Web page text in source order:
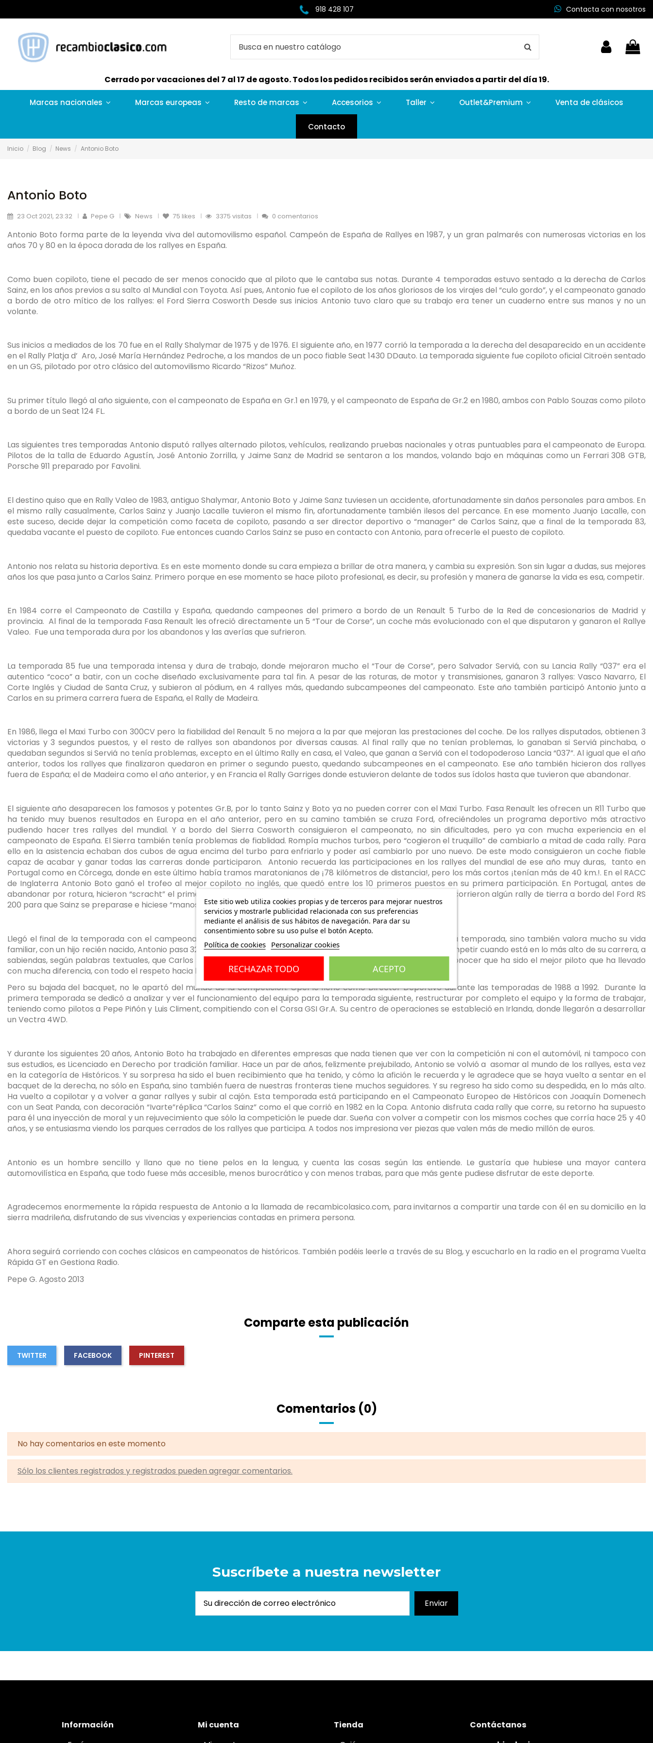
918 428 107 Contacta con nosotros
Cerrado por vacaciones del 7 al 17 de agosto. Todos los pedidos recibidos serán enviados a partir del día 19.
Marcas nacionales Marcas europeas Resto de marcas Accesorios Taller Outlet&Premium Venta de clásicos
Contacto
Inicio Blog News Antonio Boto
Antonio Boto
23 Oct 2021, 23:32 Pepe G News 75 likes 3375 visitas 0 comentarios
Antonio Boto forma parte de la leyenda viva del automovilismo español. Campeón de España de Rallyes en 1987, y un gran palmarés con numerosas victorias en los
años 70 y 80 en la época dorada de los rallyes en España.
Como buen copiloto, tiene el pecado de ser menos conocido que al piloto que le cantaba sus notas. Durante 4 temporadas estuvo sentado a la derecha de Carlos
Sainz, en los años previos a su salto al Mundial con Toyota. Así pues, Antonio fue el copiloto de los años gloriosos de los virajes del “culo gordo”, y el campeonato ganado
a bordo de otro mítico de los rallyes: el Ford Sierra Cosworth Desde sus inicios Antonio tuvo claro que su trabajo era tener un cuaderno entre sus manos y no un
volante.
Sus inicios a mediados de los 70 fue en el Rally Shalymar de 1975 y de 1976. El siguiente año, en 1977 corrió la temporada a la derecha del desaparecido en un accidente
en el Rally Platja d’ Aro, José María Hernández Pedroche, a los mandos de un poco fiable Seat 1430 DDauto. La temporada siguiente fue copiloto oficial Citroën sentado
en un GS, pilotado por otro clásico del automovilismo Ricardo “Rizos” Muñoz.
Su primer título llegó al año siguiente, con el campeonato de España en Gr.1 en 1979, y el campeonato de España de Gr.2 en 1980, ambos con Pablo Souzas como piloto
a bordo de un Seat 124 FL.
Las siguientes tres temporadas Antonio disputó rallyes alternado pilotos, vehículos, realizando pruebas nacionales y otras puntuables para el campeonato de Europa.
Pilotos de la talla de Eduardo Agustín, José Antonio Zorrilla, y Jaime Sanz de Madrid se sentaron a los mandos, volando bajo en máquinas como un Ferrari 308 GTB,
Porsche 911 preparado por Favolini.
El destino quiso que en Rally Valeo de 1983, antiguo Shalymar, Antonio Boto y Jaime Sanz tuviesen un accidente, afortunadamente sin daños personales para ambos. En
el mismo rally casualmente, Carlos Sainz y Juanjo Lacalle tuvieron el mismo fin, afortunadamente también ilesos del percance. En ese momento Juanjo Lacalle, con
este suceso, decide dejar la competición como faceta de copiloto, pasando a ser director deportivo o “manager” de Carlos Sainz, que a final de la temporada 83,
quedaba vacante el puesto de copiloto. Fue entonces cuando Carlos Sainz se puso en contacto con Antonio, para ofrecerle el puesto de copiloto.
Antonio nos relata su historia deportiva. Es en este momento donde su cara empieza a brillar de otra manera, y cambia su expresión. Son sin lugar a dudas, sus mejores
años los que pasa junto a Carlos Sainz. Primero porque en ese momento se hace piloto profesional, es decir, su profesión y manera de ganarse la vida es esa, competir.
En 1984 corre el Campeonato de Castilla y España, quedando campeones del primero a bordo de un Renault 5 Turbo de la Red de concesionarios de Madrid y
provincia. Al final de la temporada Fasa Renault les ofreció directamente un 5 “Tour de Corse”, un coche más evolucionado con el que disputaron y ganaron el Rallye
Valeo. Fue una temporada dura por los abandonos y las averías que sufrieron.
La temporada 85 fue una temporada intensa y dura de trabajo, donde mejoraron mucho el “Tour de Corse”, pero Salvador Serviá, con su Lancia Rally “037” era el
autentico “coco” a batir, con un coche diseñado exclusivamente para tal fin. A pesar de las roturas, de motor y transmisiones, ganaron 3 rallyes: Vasco Navarro, El
Corte Inglés y Ciudad de Santa Cruz, y subieron al pódium, en 4 rallyes más, quedando subcampeones del campeonato. Este año también participó Antonio junto a
Carlos en su primera carrera fuera de España, el Rally de Madeira.
En 1986, llega el Maxi Turbo con 300CV pero la fiabilidad del Renault 5 no mejora a la par que mejoran las prestaciones del coche. De los rallyes disputados, obtienen 3
victorias y 3 segundos puestos, y el resto de rallyes son abandonos por diversas causas. Al final rally que no tenían problemas, lo ganaban si Serviá pinchaba, o
quedaban segundos si Serviá no tenía problemas, excepto en el último Rally en casa, el Valeo, que ganan a Serviá con el todopoderoso Lancia “037”. Al igual que el año
anterior, todos los rallyes que finalizaron quedaron en primer o segundo puesto, quedando subcampeones en el campeonato. Ese año también hicieron dos rallyes
fuera de España; el de Madeira como el año anterior, y en Francia el Rally Garriges donde estuvieron delante de todos sus ídolos hasta que tuvieron que abandonar.
El siguiente año desaparecen los famosos y potentes Gr.B, por lo tanto Sainz y Boto ya no pueden correr con el Maxi Turbo. Fasa Renault les ofrecen un R11 Turbo que
ha tenido muy buenos resultados en Europa en el año anterior, pero en su camino también se cruza Ford, ofreciéndoles un programa deportivo más atractivo
pudiendo hacer tres rallyes del mundial. Y a bordo del Sierra Cosworth consiguieron el campeonato, no sin dificultades, pero ya con mucha experiencia en el
campeonato de España. El Sierra también tenía problemas de fiablidad. Rompía muchos turbos, pero “cogieron el truquillo” de cambiarlo a mitad de cada rally. Para
ello en la asistencia echaban dos cubos de agua encima del turbo para enfriarlo y poder así cambiarlo por uno nuevo. De este modo consiguieron un coche fiable
capaz de acabar y ganar todas las carreras donde participaron. Antonio recuerda las participaciones en los rallyes del mundial de ese año muy duras, tanto en
Portugal como en Córcega, donde en este último había tramos maratonianos de ¡78 kilómetros de distancia!, pero los más cortos ¡tenían más de 40 km.!. En el RACC
de Inglaterra Antonio Boto ganó el trofeo al mejor copiloto no inglés, que quedó entre los 10 primeros puestos en su primera participación. En Portugal, antes de
abandonar por rotura, hicieron “scracht” el primer y tercer tramo ¡debutando en la prueba lusa! También ese año corrieron algún rally de tierra a bordo del Ford RS
200 para que Sainz se preparase e hiciese “manos” para dar el salto al mundial.
Llegó el final de la temporada con el campeonato ganado, y Antonio Boto hace balance no sólo de la brillantísima temporada, sino también valora mucho su vida
familiar, con un hijo recién nacido, Antonio pasa 320 días fuera de casa durante 1987. Toma la decisión de dejar de competir cuando está en lo más alto de su carrera, a
sabiendas, según palabras textuales, que Carlos Sainz iba a ser campeón del mundo. No tiene ningún temor en reconocer que ha sido el mejor piloto que ha llevado
con mucha diferencia, con todo el respeto hacia los demás.
Pero su bajada del bacquet, no le apartó del mundo de la competición. Opel le fichó como Director Deportivo durante las temporadas de 1988 a 1992. Durante la
primera temporada se dedicó a analizar y ver el funcionamiento del equipo para la temporada siguiente, restructurar por completo el equipo y la forma de trabajar,
teniendo como pilotos a Pepe Piñón y Luis Climent, compitiendo con el Corsa GSI Gr.A. Su centro de operaciones se estableció en Irlanda, donde llegarón a desarrollar
un Vectra 4WD.
Y durante los siguientes 20 años, Antonio Boto ha trabajado en diferentes empresas que nada tienen que ver con la competición ni con el automóvil, ni tampoco con
sus estudios, es Licenciado en Derecho por tradición familiar. Hace un par de años, felizmente prejubilado, Antonio se volvió a asomar al mundo de los rallyes, esta vez
en la categoría de Históricos. Y su sorpresa ha sido el buen recibimiento que ha tenido, y cómo la afición le recuerda y le agradece que se haya vuelto a sentar en el
bacquet de la derecha, no sólo en España, sino también fuera de nuestras fronteras tiene muchos seguidores. Y su regreso ha sido como su despedida, en lo más alto.
Ha vuelto a copilotar y a volver a ganar rallyes y subir al cajón. Esta temporada está participando en el Campeonato Europeo de Históricos con Joaquín Domenech
con un Seat Panda, con decoración “Ivarte”réplica “Carlos Sainz” como el que corrió en 1982 en la Copa. Antonio disfruta cada rally que corre, su retorno ha supuesto
para él una inyección de moral y un rejuvecimiento que sólo la competición le puede dar. Sueña con volver a competir con los mismos coches que corría hace 25 y 40
años, y se entusiasma viendo los parques cerrados de los rallyes que participa. A todos nos impresiona ver piezas que valen más de medio millón de euros.
Antonio es un hombre sencillo y llano que no tiene pelos en la lengua, y cuenta las cosas según las entiende. Le gustaría que hubiese una mayor cantera
automovilística en España, que todo fuese más accesible, menos burocrático y con menos trabas, para que más gente pudiese disfrutar de este deporte.
Agradecemos enormemente la rápida respuesta de Antonio a la llamada de recambicolasico.com, para invitarnos a compartir una tarde con él en su domicilio en la
sierra madrileña, disfrutando de sus vivencias y experiencias contadas en primera persona.
Ahora seguirá corriendo con coches clásicos en campeonatos de históricos. También podéis leerle a través de su Blog, y escucharlo en la radio en el programa Vuelta
Rápida GT en Gestiona Radio.
Pepe G. Agosto 2013
Comparte esta publicación
TWITTER FACEBOOK PINTEREST
Comentarios (0)
No hay comentarios en este momento
Sólo los clientes registrados y registrados pueden agregar comentarios.
Suscríbete a nuestra newsletter
Información
Mi cuenta
Tienda
Contáctanos
Este sitio web utiliza cookies propias y de terceros para mejorar nuestros
servicios y mostrarle publicidad relacionada con sus preferencias
mediante el análisis de sus hábitos de navegación. Para dar su
consentimiento sobre su uso pulse el botón Acepto.
Política de cookies Personalizar cookies
RECHAZAR TODO ACEPTO